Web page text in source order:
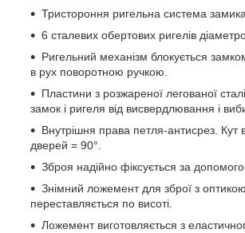
Тристороння ригельна система
6 сталевих обертових ригелів
Ригельний механізм блокується
в рух поворотною ручкою.
Пластини з розжареної легованої
замок і ригеля від висвердлювання і
Внутрішня права петля-антисрез. Кут
дверей = 90°.
Зброя надійно фіксується за
Знімний ложемент для зброї з оптикою
переставляється по висоті.
Ложемент виготовляється з